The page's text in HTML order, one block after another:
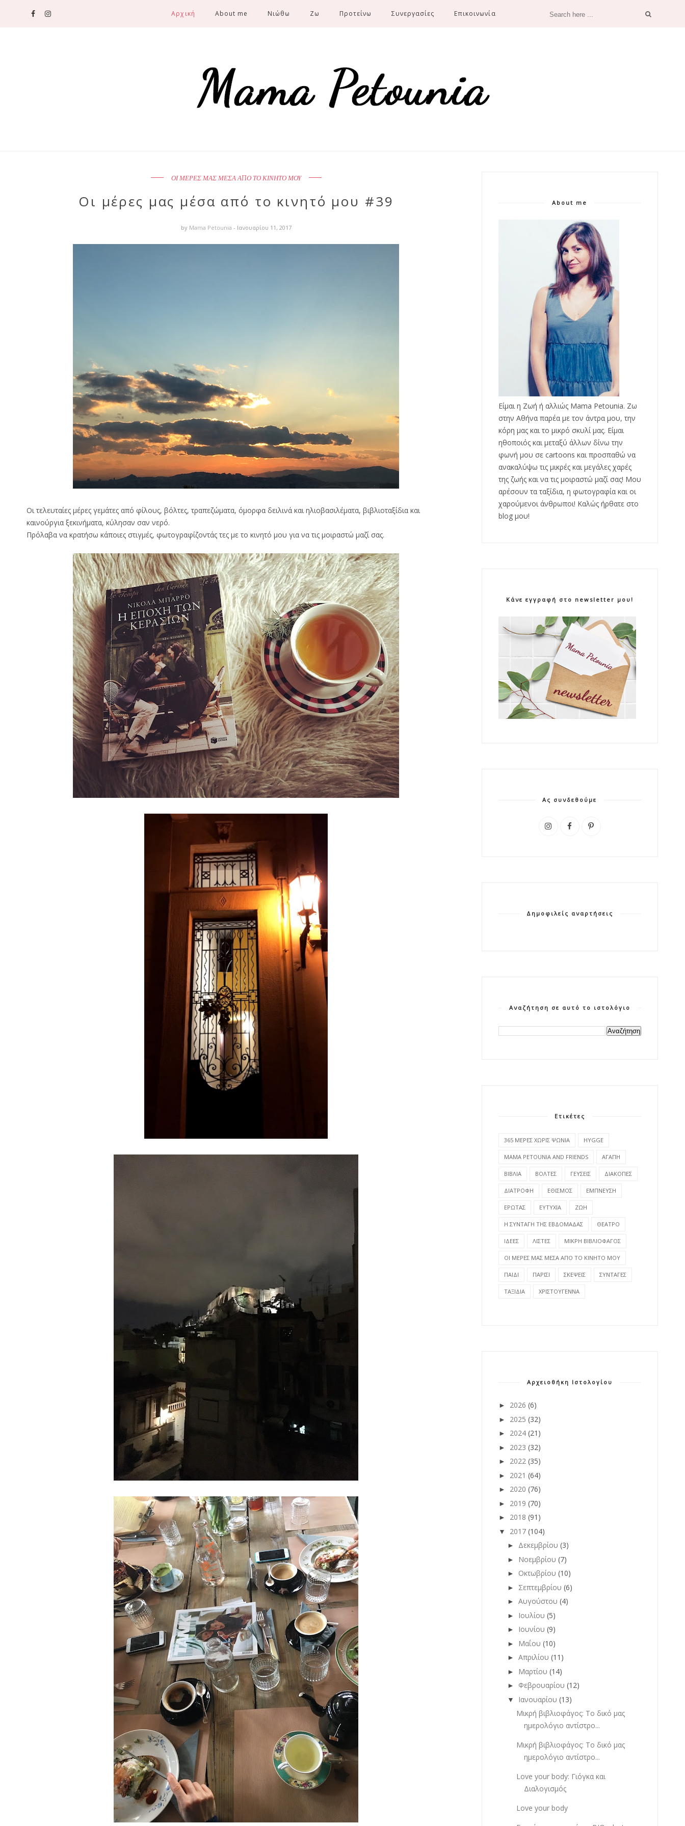
Αρχική About me Νιώθω Ζω Προτείνω Συνεργασίες Επικοινωνία
ΟΙ ΜΕΡΕΣ ΜΑΣ ΜΕΣΑ ΑΠΟ ΤΟ ΚΙΝΗΤΟ ΜΟΥ
Οι μέρες μας μέσα από το κινητό μου #39
by Mama Petounia - Ιανουαρίου 11, 2017
Οι τελευταίες μέρες γεμάτες από φίλους, βόλτες, τραπεζώματα, όμορφα δειλινά και ηλιοβασιλέματα, βιβλιοταξίδια και
καινούργια ξεκινήματα, κύλησαν σαν νερό.
Πρόλαβα να κρατήσω κάποιες στιγμές, φωτογραφίζοντάς τες με το κινητό μου για να τις μοιραστώ μαζί σας.
About me
Είμαι η Ζωή ή αλλιώς Mama Petounia. Ζω
στην Αθήνα παρέα με τον άντρα μου, την
κόρη μας και το μικρό σκυλί μας. Είμαι
ηθοποιός και μεταξύ άλλων δίνω την
φωνή μου σε cartoons και προσπαθώ να
ανακαλύψω τις μικρές και μεγάλες χαρές
της ζωής και να τις μοιραστώ μαζί σας! Μου
αρέσουν τα ταξίδια, η φωτογραφία και οι
χαρούμενοι άνθρωποι! Καλώς ήρθατε στο
blog μου!
Κάνε εγγραφή στο newsletter μου!
Ας συνδεθούμε
Δημοφιλείς αναρτήσεις
Αναζήτηση σε αυτό το ιστολόγιο
Ετικέτες
365 ΜΕΡΕΣ ΧΩΡΙΣ ΨΩΝΙΑ HYGGE
MAMA PETOUNIA AND FRIENDS ΑΓΑΠΗ
ΒΙΒΛΙΑ ΒΟΛΤΕΣ ΓΕΥΣΕΙΣ ΔΙΑΚΟΠΕΣ
ΔΙΑΤΡΟΦΗ ΕΘΙΣΜΟΣ ΕΜΠΝΕΥΣΗ
ΕΡΩΤΑΣ ΕΥΤΥΧΙΑ ΖΩΗ
Η ΣΥΝΤΑΓΗ ΤΗΣ ΕΒΔΟΜΑΔΑΣ ΘΕΑΤΡΟ
ΙΔΕΕΣ ΛΙΣΤΕΣ ΜΙΚΡΗ ΒΙΒΛΙΟΦΑΓΟΣ
ΟΙ ΜΕΡΕΣ ΜΑΣ ΜΕΣΑ ΑΠΟ ΤΟ ΚΙΝΗΤΟ ΜΟΥ
ΠΑΙΔΙ ΠΑΡΙΣΙ ΣΚΕΨΕΙΣ ΣΥΝΤΑΓΕΣ
ΤΑΞΙΔΙΑ ΧΡΙΣΤΟΥΓΕΝΝΑ
Αρχειοθήκη Ιστολογίου
► 2026 (6)
► 2025 (32)
► 2024 (21)
► 2023 (32)
► 2022 (35)
► 2021 (64)
► 2020 (76)
► 2019 (70)
► 2018 (91)
▼ 2017 (104)
► Δεκεμβρίου (3)
► Νοεμβρίου (7)
► Οκτωβρίου (10)
► Σεπτεμβρίου (6)
► Αυγούστου (4)
► Ιουλίου (5)
► Ιουνίου (9)
► Μαΐου (10)
► Απριλίου (11)
► Μαρτίου (14)
► Φεβρουαρίου (12)
▼ Ιανουαρίου (13)
Μικρή βιβλιοφάγος: Το δικό μας
ημερολόγιο αντίστρο...
Μικρή βιβλιοφάγος: Το δικό μας
ημερολόγιο αντίστρο...
Love your body: Γιόγκα και
Διαλογισμός
Love your body